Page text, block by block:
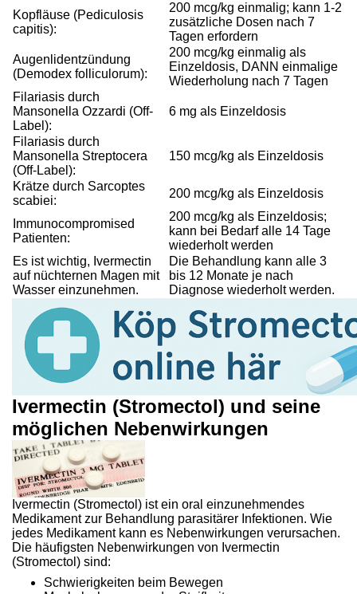
Kopfläuse (Pediculosis
capitis):
200 mcg/kg einmalig; kann 1-2
zusätzliche Dosen nach 7
Tagen erfordern
Augenlidentzündung
(Demodex folliculorum):
200 mcg/kg einmalig als
Einzeldosis, DANN einmalige
Wiederholung nach 7 Tagen
Filariasis durch
Mansonella Ozzardi (Off-
Label):
6 mg als Einzeldosis
Filariasis durch
Mansonella Streptocera
(Off-Label):
150 mcg/kg als Einzeldosis
Krätze durch Sarcoptes
scabiei:
200 mcg/kg als Einzeldosis
Immunocompromised
Patienten:
200 mcg/kg als Einzeldosis;
kann bei Bedarf alle 14 Tage
wiederholt werden
Es ist wichtig, Ivermectin
auf nüchternen Magen mit
Wasser einzunehmen.
Die Behandlung kann alle 3
bis 12 Monate je nach
Diagnose wiederholt werden.
Ivermectin (Stromectol) und seine
möglichen Nebenwirkungen
Ivermectin (Stromectol) ist ein oral einzunehmendes
Medikament zur Behandlung parasitärer Infektionen. Wie
jedes Medikament kann es Nebenwirkungen verursachen.
Die häufigsten Nebenwirkungen von Ivermectin
(Stromectol) sind:
Schwierigkeiten beim Bewegen